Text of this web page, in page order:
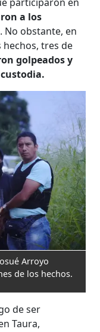
a los
. No obstante, en
tres de
golpeados y
Arroyo
de los hechos.
de ser
Taura,